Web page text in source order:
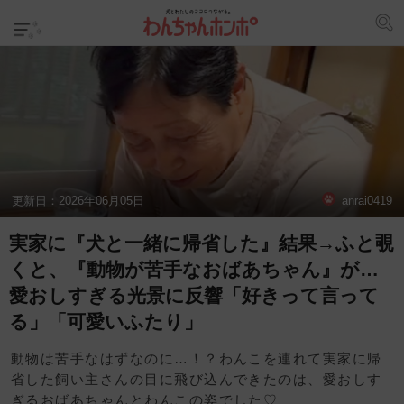
更新日： 2026年06月05日 anrai0419
実家に『犬と一緒に帰省した』結果→ふと覗
くと、『動物が苦手なおばあちゃん』が…
愛おしすぎる光景に反響「好きって言って
る」「可愛いふたり」
動物は苦手なはずなのに…！？わんこを連れて実家に帰
省した飼い主さんの目に飛び込んできたのは、愛おしす
ぎるおばあちゃんとわんこの姿でした♡